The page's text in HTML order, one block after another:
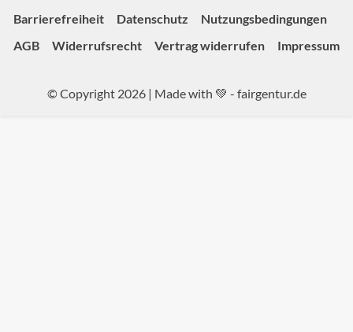
Barrierefreiheit Datenschutz
Nutzungsbedingungen
AGB
Widerrufsrecht Vertrag widerrufen Impressum
© Copyright 2026 | Made with 💚 - fairgentur.de